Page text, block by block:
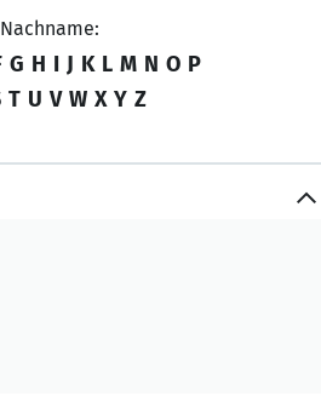
Nachname:
G H I J K L M N O P
T U V W X Y Z